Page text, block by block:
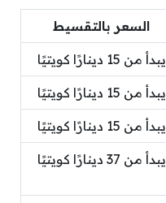
السعر بالتقسيط
يبدأ من 15 دينارًا كويتيًا
يبدأ من 15 دينارًا كويتيًا
يبدأ من 15 دينارًا كويتيًا
يبدأ من 37 دينارًا كويتيًا